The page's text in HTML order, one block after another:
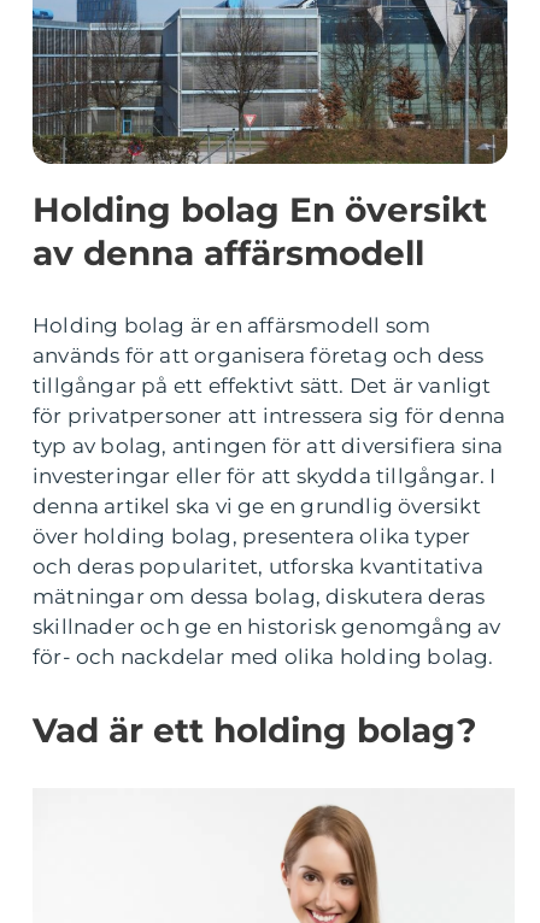
Holding bolag En översikt
av denna affärsmodell
Holding bolag är en affärsmodell som
används för att organisera företag och dess
tillgångar på ett effektivt sätt. Det är vanligt
för privatpersoner att intressera sig för denna
typ av bolag, antingen för att diversifiera sina
investeringar eller för att skydda tillgångar. I
denna artikel ska vi ge en grundlig översikt
över holding bolag, presentera olika typer
och deras popularitet, utforska kvantitativa
mätningar om dessa bolag, diskutera deras
skillnader och ge en historisk genomgång av
för- och nackdelar med olika holding bolag.
Vad är ett holding bolag?